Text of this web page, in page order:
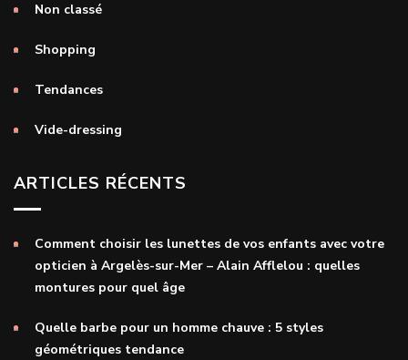
Non classé
Shopping
Tendances
Vide-dressing
ARTICLES RÉCENTS
Comment choisir les lunettes de vos enfants avec votre
opticien à Argelès-sur-Mer – Alain Afflelou : quelles
montures pour quel âge
Quelle barbe pour un homme chauve : 5 styles
géométriques tendance